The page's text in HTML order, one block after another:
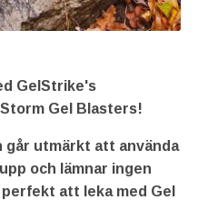
GelStrike's
Gel Blasters!
går utmärkt att använda
och lämnar ingen
att leka med Gel